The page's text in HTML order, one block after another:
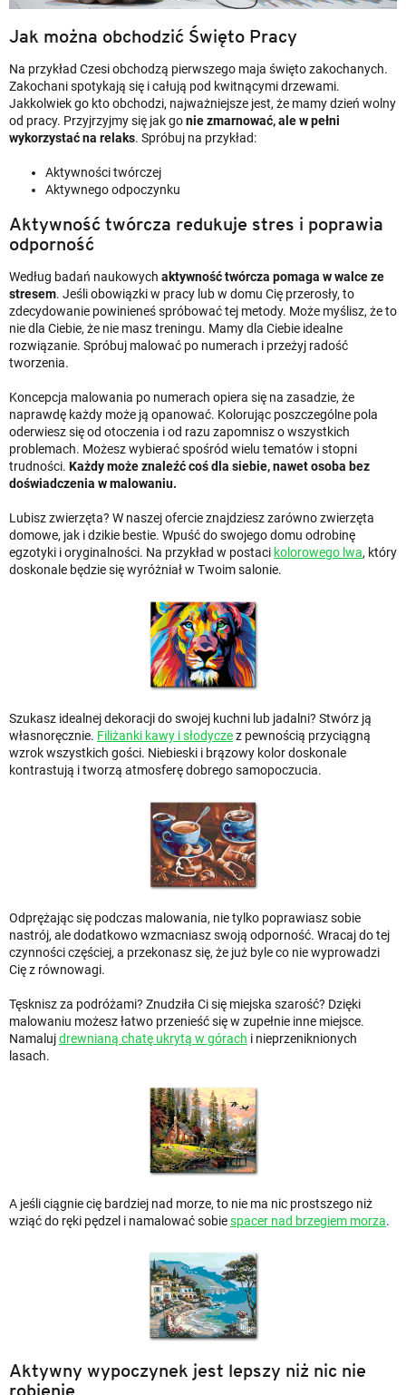
Jak można obchodzić Święto Pracy
Na przykład Czesi obchodzą pierwszego maja święto zakochanych.
Zakochani spotykają się i całują pod kwitnącymi drzewami.
Jakkolwiek go kto obchodzi, najważniejsze jest, że mamy dzień wolny
od pracy. Przyjrzyjmy się jak gonie zmarnować, ale w pełni
wykorzystać na relaks. Spróbuj na przykład:
Aktywności twórczej
Aktywnego odpoczynku
Aktywność twórcza redukuje stres i poprawia
odporność
Według badań naukowych aktywność twórcza pomaga w walce ze
stresem. Jeśli obowiązki w pracy lub w domu Cię przerosły, to
zdecydowanie powinieneś spróbować tej metody. Może myślisz, że to
nie dla Ciebie, że nie masz treningu. Mamy dla Ciebie idealne
rozwiązanie. Spróbuj malować po numerach i przeżyj radość
tworzenia.
Koncepcja malowania po numerach opiera się na zasadzie, że
naprawdę każdy może ją opanować. Kolorując poszczególne pola
oderwiesz się od otoczenia i od razu zapomnisz o wszystkich
problemach. Możesz wybierać spośród wielu tematów i stopni
trudności. Każdy może znaleźć coś dla siebie, nawet osoba bez
doświadczenia w malowaniu.
Lubisz zwierzęta? W naszej ofercie znajdziesz zarówno zwierzęta
domowe, jak i dzikie bestie. Wpuść do swojego domu odrobinę
egzotyki i oryginalności. Na przykład w postaci kolorowego lwa, który
doskonale będzie się wyróżniał w Twoim salonie.
Szukasz idealnej dekoracji do swojej kuchni lub jadalni? Stwórz ją
własnoręcznie. Filiżanki kawy i słodyczez pewnością przyciągną
wzrok wszystkich gości. Niebieski i brązowy kolor doskonale
kontrastują i tworzą atmosferę dobrego samopoczucia.
Odprężając się podczas malowania, nie tylko poprawiasz sobie
nastrój, ale dodatkowo wzmacniasz swoją odporność. Wracaj do tej
czynności częściej, a przekonasz się, że już byle co nie wyprowadzi
Cię z równowagi.
Tęsknisz za podróżami? Znudziła Ci się miejska szarość? Dzięki
malowaniu możesz łatwo przenieść się w zupełnie inne miejsce.
Namalujdrewnianą chatę ukrytą w górach i nieprzeniknionych
lasach.
A jeśli ciągnie cię bardziej nad morze, to nie ma nic prostszego niż
wziąć do ręki pędzel i namalować sobiespacer nad brzegiem morza.
Aktywny wypoczynek jest lepszy niż nic nie
robienie